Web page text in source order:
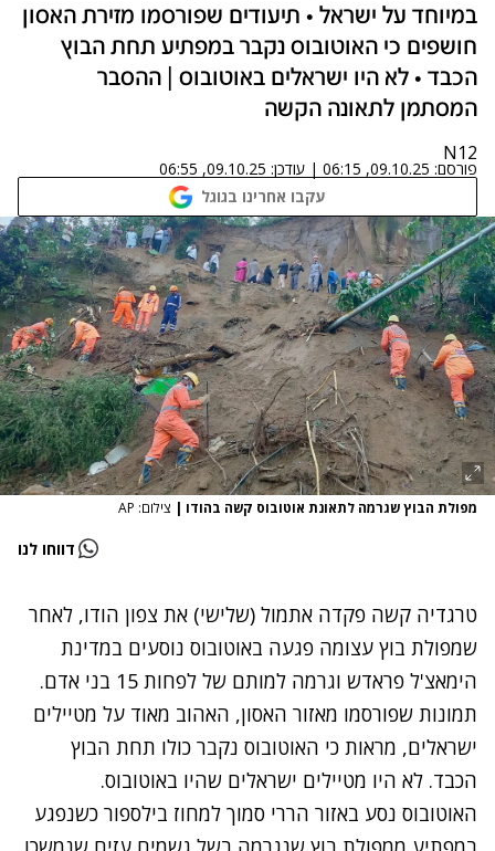
במיוחד על ישראל • תיעודים שפורסמו מזירת האסון
חושפים כי האוטובוס נקבר במפתיע תחת הבוץ
הכבד • לא היו ישראלים באוטובוס | ההסבר
המסתמן לתאונה הקשה
N12
פורסם: 09.10.25, 06:15
| עודכן: 09.10.25, 06:55
עקבו אחרינו בגוגל
מפולת הבוץ שגרמה לתאונת אוטובוס קשה בהודו | צילום: AP
דווחו לנו
טרגדיה קשה פקדה אתמול (שלישי) את צפון הודו, לאחר
שמפולת בוץ עצומה פגעה באוטובוס נוסעים במדינת
הימאצ'ל פראדש וגרמה למותם של לפחות 15 בני אדם.
תמונות שפורסמו מאזור האסון, האהוב מאוד על מטיילים
ישראלים, מראות כי האוטובוס נקבר כולו תחת הבוץ
הכבד. לא היו מטיילים ישראלים שהיו באוטובוס.
האוטובוס נסע באזור הררי סמוך למחוז בילספור כשנפגע